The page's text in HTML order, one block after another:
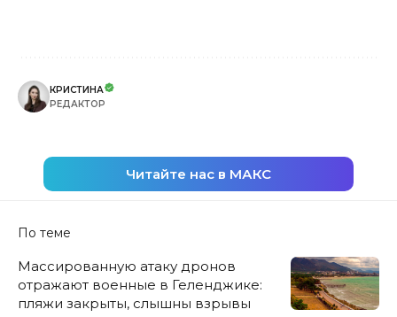
КРИСТИНА
РЕДАКТОР
Читайте нас в МАКС
По теме
Массированную атаку дронов
отражают военные в Геленджике:
пляжи закрыты, слышны взрывы